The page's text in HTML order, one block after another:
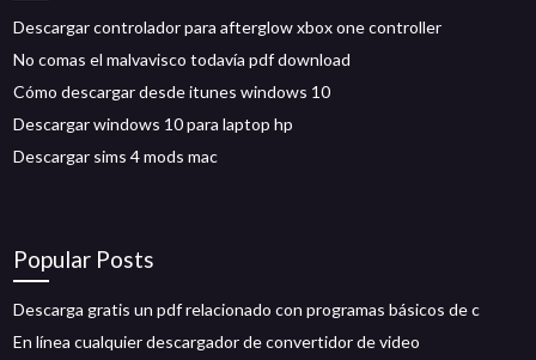
Descargar controlador para afterglow xbox one controller
No comas el malvavisco todavía pdf download
Cómo descargar desde itunes windows 10
Descargar windows 10 para laptop hp
Descargar sims 4 mods mac
Popular Posts
Descarga gratis un pdf relacionado con programas básicos de c
En línea cualquier descargador de convertidor de video